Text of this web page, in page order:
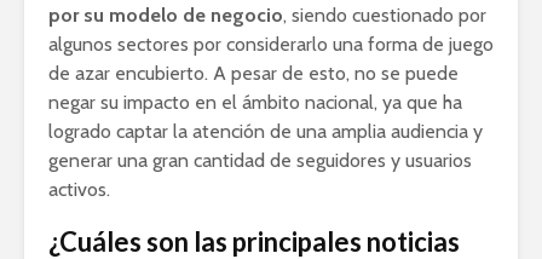
por su modelo de negocio, siendo cuestionado por
algunos sectores por considerarlo una forma de juego
de azar encubierto. A pesar de esto, no se puede
negar su impacto en el ámbito nacional, ya que ha
logrado captar la atención de una amplia audiencia y
generar una gran cantidad de seguidores y usuarios
activos.
¿Cuáles son las principales noticias